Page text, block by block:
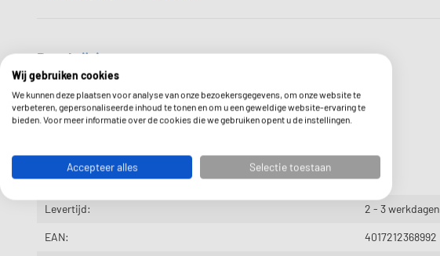
Beschrijving
Stiebel Eltron LUS 221/301 236899
Ontdek alles over het merkStiebel Eltronen haar producten.
Extra info
Levertijd: 2 - 3 werkdagen
EAN: 4017212368992
Wij gebruiken cookies
We kunnen deze plaatsen voor analyse van onze bezoekersgegevens, om onze website te
verbeteren, gepersonaliseerde inhoud te tonen en om u een geweldige website-ervaring te
bieden. Voor meer informatie over de cookies die we gebruiken opent u de instellingen.
Accepteer alles Selectie toestaan